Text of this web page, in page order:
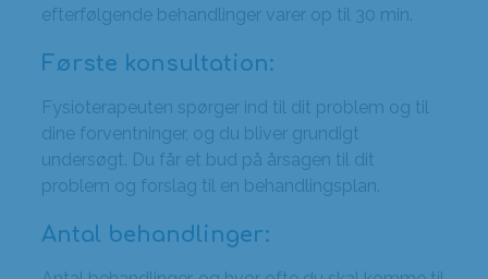
efterfølgende behandlinger varer op til 30 min.
Første konsultation:
Fysioterapeuten spørger ind til dit problem og til
dine forventninger, og du bliver grundigt
undersøgt. Du får et bud på årsagen til dit
problem og forslag til en behandlingsplan.
Antal behandlinger: